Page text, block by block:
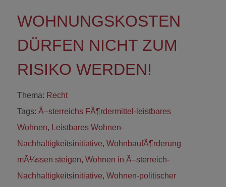
WOHNUNGSKOSTEN
DÜRFEN NICHT ZUM
RISIKO WERDEN!
Thema: Recht
Tags: Ã–sterreichs FÃ¶rdermittel-leistbares
Wohnen,
Leistbares Wohnen-
Nachhaltigkeitsinitiative, WohnbaufÃ¶rderung
mÃ¼ssen steigen, Wohnen in Ã–sterreich-
Nachhaltigkeitsinitiative, Wohnen-politischer